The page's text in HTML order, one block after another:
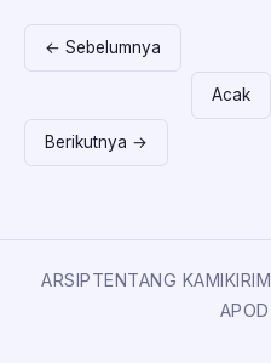
← Sebelumnya
Acak
Berikutnya →
ARSIPTENTANG KAMI